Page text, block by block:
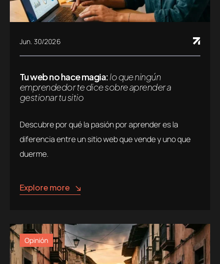
Jun. 30/2026
Tu web no hace magia:lo que ningún
emprendedor te dice sobre aprender a
gestionar tu sitio
Descubre por qué la pasión por aprender es la
diferencia entre un sitio web que vende y uno que
duerme.
Explore more
Opinión